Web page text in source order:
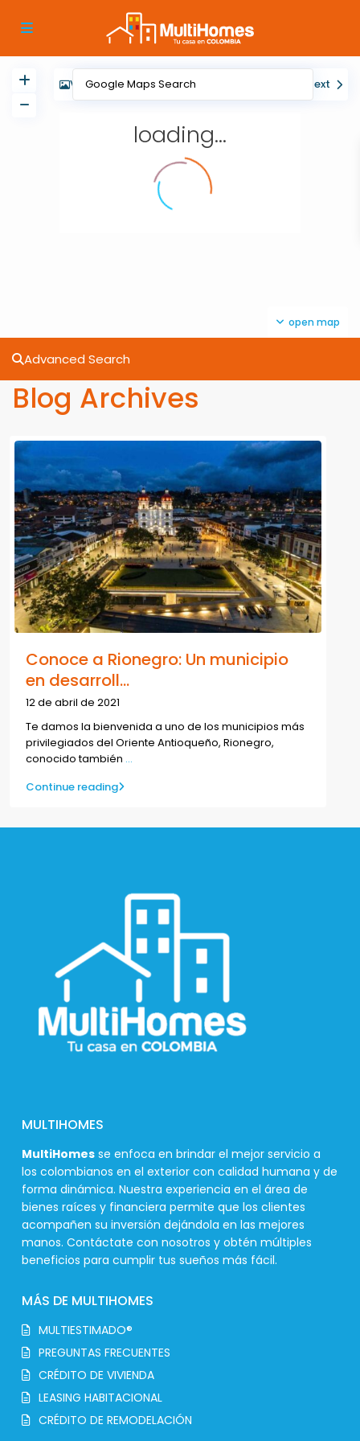
loading...
open map
View My Location Next
Advanced Search
Blog Archives
Conoce a Rionegro: Un municipio
en desarroll...
12 de abril de 2021
Te damos la bienvenida a uno de los municipios más
privilegiados del Oriente Antioqueño, Rionegro,
conocido también ...
Continue reading
MULTIHOMES
MultiHomes se enfoca en brindar el mejor servicio a
los colombianos en el exterior con calidad humana y de
forma dinámica. Nuestra experiencia en el área de
bienes raíces y financiera permite que los clientes
acompañen su inversión dejándola en las mejores
manos. Contáctate con nosotros y obtén múltiples
beneficios para cumplir tus sueños más fácil.
MÁS DE MULTIHOMES
MULTIESTIMADO®
PREGUNTAS FRECUENTES
CRÉDITO DE VIVIENDA
LEASING HABITACIONAL
CRÉDITO DE REMODELACIÓN